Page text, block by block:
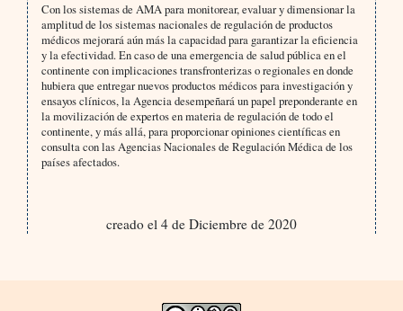
Con los sistemas de AMA para monitorear, evaluar y dimensionar la
amplitud de los sistemas nacionales de regulación de productos
médicos mejorará aún más la capacidad para garantizar la eficiencia
y la efectividad. En caso de una emergencia de salud pública en el
continente con implicaciones transfronterizas o regionales en donde
hubiera que entregar nuevos productos médicos para investigación y
ensayos clínicos, la Agencia desempeñará un papel preponderante en
la movilización de expertos en materia de regulación de todo el
continente, y más allá, para proporcionar opiniones científicas en
consulta con las Agencias Nacionales de Regulación Médica de los
países afectados.
creado el 4 de Diciembre de 2020